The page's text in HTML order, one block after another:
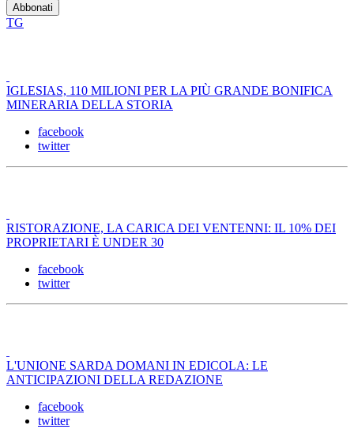
TG
IGLESIAS, 110 MILIONI PER LA PIÙ GRANDE BONIFICA
MINERARIA DELLA STORIA
facebook
twitter
RISTORAZIONE, LA CARICA DEI VENTENNI: IL 10% DEI
PROPRIETARI È UNDER 30
facebook
twitter
L'UNIONE SARDA DOMANI IN EDICOLA: LE
ANTICIPAZIONI DELLA REDAZIONE
facebook
twitter